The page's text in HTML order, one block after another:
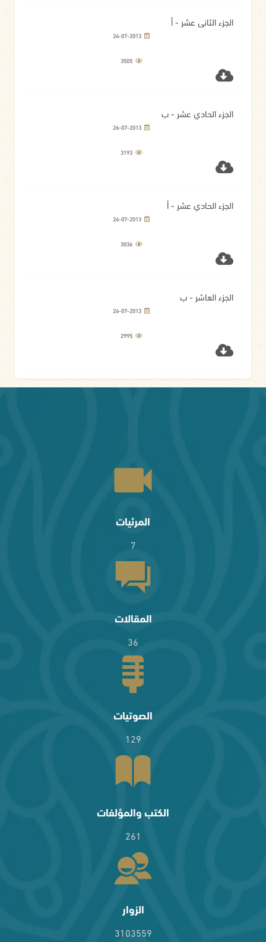
الجزء الثاني عشر - أ
26-07-2013
3505
الجزء الحادي عشر - ب
26-07-2013
3193
الجزء الحادي عشر - أ
26-07-2013
3036
الجزء العاشر - ب
26-07-2013
2995
المرئيات
7
المقالات
36
الصوتيات
129
الكتب والمؤلفات
261
الزوار
3103559